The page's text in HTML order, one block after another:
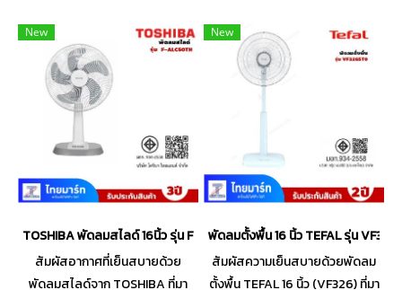
New
TOSHIBA พัดลมสไลด์ 16นิ้ว รุ่น F-ALC50TH(H) สีเทา
สัมผัสอากาศที่เย็นสบายด้วย
พัดลมสไลด์จาก TOSHIBA ที่มา
New
พัดลมตั้งพื้น 16 นิ้ว TEFAL รุ่น
สัมผัสความเย็นสบายด้วยพัดลม
ตั้งพื้น TEFAL 16 นิ้ว (VF326) ที่มา